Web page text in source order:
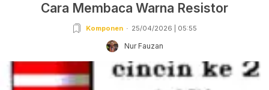
Cara Membaca Warna Resistor
Komponen 25/04/2026 | 05:55
Nur Fauzan